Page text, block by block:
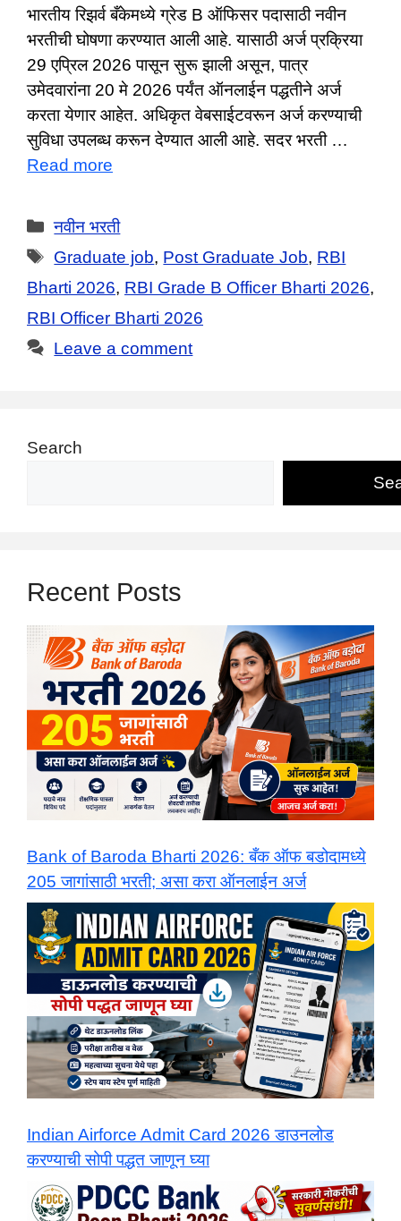
भारतीय रिझर्व बँकेमध्ये ग्रेड B ऑफिसर पदासाठी नवीन
भरतीची घोषणा करण्यात आली आहे. यासाठी अर्ज प्रक्रिया
29 एप्रिल 2026 पासून सुरू झाली असून, पात्र
उमेदवारांना 20 मे 2026 पर्यंत ऑनलाईन पद्धतीने अर्ज
करता येणार आहेत. अधिकृत वेबसाईटवरून अर्ज करण्याची
सुविधा उपलब्ध करून देण्यात आली आहे. सदर भरती …
Read more
Categories
नवीन भरती
Tags
Graduate job, Post Graduate Job, RBI
Bharti 2026, RBI Grade B Officer Bharti 2026,
RBI Officer Bharti 2026
Leave a comment
Search
Recent Posts
Bank of Baroda Bharti 2026: बँक ऑफ बडोदामध्ये
205 जागांसाठी भरती; असा करा ऑनलाईन अर्ज
Indian Airforce Admit Card 2026 डाउनलोड
करण्याची सोपी पद्धत जाणून घ्या